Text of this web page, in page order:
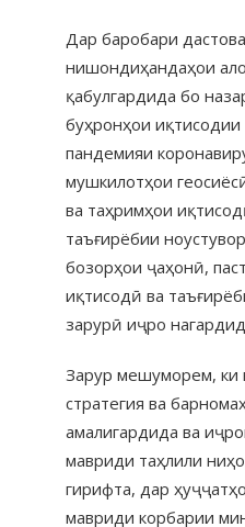
Дар баробари
нишондиҳандаҳои
қабулгардида бо
буҳронҳои
пандемияи
мушкилотҳои
ва таҳримҳои
таъғирёбии
бозорҳои ҷаҳонӣ,
иқтисодӣ ва
зарурӣ иҷро
Зарур мешуморем, ки
стратегия ва
амалигардида ва
мавриди таҳлили
гирифта, дар
мавриди корбарии